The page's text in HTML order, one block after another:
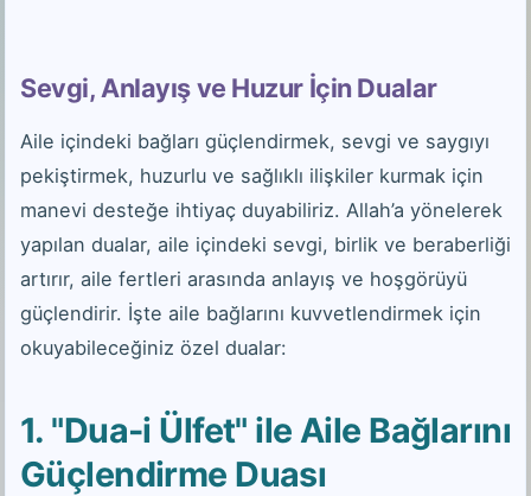
Sevgi, Anlayış ve Huzur İçin Dualar
Aile içindeki bağları güçlendirmek, sevgi ve saygıyı
pekiştirmek, huzurlu ve sağlıklı ilişkiler kurmak için
manevi desteğe ihtiyaç duyabiliriz. Allah’a yönelerek
yapılan dualar, aile içindeki sevgi, birlik ve beraberliği
artırır, aile fertleri arasında anlayış ve hoşgörüyü
güçlendirir. İşte aile bağlarını kuvvetlendirmek için
okuyabileceğiniz özel dualar:
1. "Dua-i Ülfet" ile Aile Bağlarını
Güçlendirme Duası